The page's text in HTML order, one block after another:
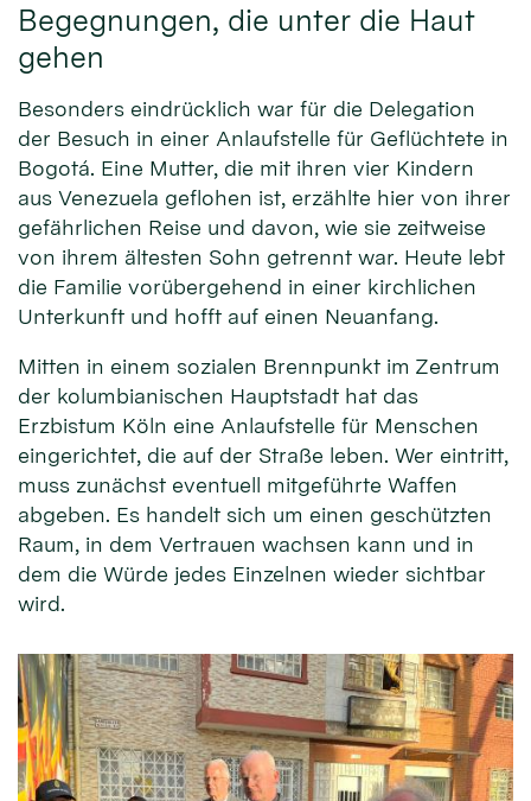
Begegnungen, die unter die Haut
gehen
Besonders eindrücklich war für die Delegation
der Besuch in einer Anlaufstelle für Geflüchtete in
Bogotá. Eine Mutter, die mit ihren vier Kindern
aus Venezuela geflohen ist, erzählte hier von ihrer
gefährlichen Reise und davon, wie sie zeitweise
von ihrem ältesten Sohn getrennt war. Heute lebt
die Familie vorübergehend in einer kirchlichen
Unterkunft und hofft auf einen Neuanfang.
Mitten in einem sozialen Brennpunkt im Zentrum
der kolumbianischen Hauptstadt hat das
Erzbistum Köln eine Anlaufstelle für Menschen
eingerichtet, die auf der Straße leben. Wer eintritt,
muss zunächst eventuell mitgeführte Waffen
abgeben. Es handelt sich um einen geschützten
Raum, in dem Vertrauen wachsen kann und in
dem die Würde jedes Einzelnen wieder sichtbar
wird.